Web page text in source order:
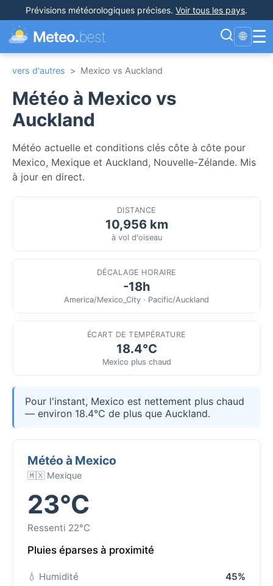
Prévisions météorologiques précises. Voir tous les pays.
Meteo.best 🌐 ☰
vers d'autres > Mexico vs Auckland
Météo à Mexico vs
Auckland
Météo actuelle et conditions clés côte à côte pour
Mexico, Mexique et Auckland, Nouvelle-Zélande. Mis
à jour en direct.
DISTANCE
10,956 km
à vol d'oiseau
DÉCALAGE HORAIRE
-18h
America/Mexico_City · Pacific/Auckland
ÉCART DE TEMPÉRATURE
18.4°C
Mexico plus chaud
Pour l'instant, Mexico est nettement plus chaud
— environ 18.4°C de plus que Auckland.
Météo à Mexico
🇲🇽 Mexique
23°C
Ressenti 22°C
Pluies éparses à proximité
💧 Humidité
45%